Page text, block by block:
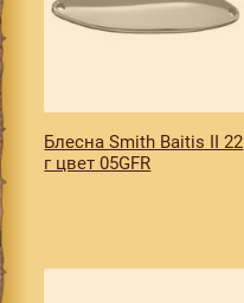
Блесна Smith Baitis II 22
г цвет 05GFR